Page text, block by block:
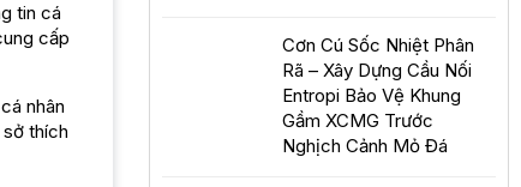
tin cá
cấp
nhân
thích
Cơn Cú Sốc Nhiệt Phân
Rã – Xây Dựng Cầu Nối
Entropi Bảo Vệ Khung
Gầm XCMG Trước
Nghịch Cảnh Mỏ Đá